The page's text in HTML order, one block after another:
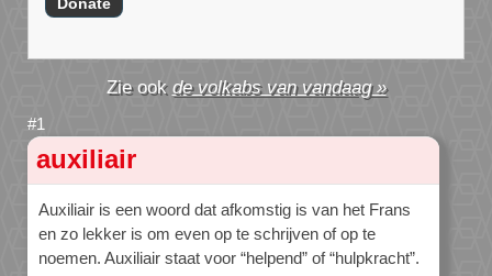
de volkabs van vandaag »
auxiliair
Auxiliair is een woord dat afkomstig is van het Frans
en zo lekker is om even op te schrijven of op te
noemen. Auxiliair staat voor “helpend” of “hulpkracht”.